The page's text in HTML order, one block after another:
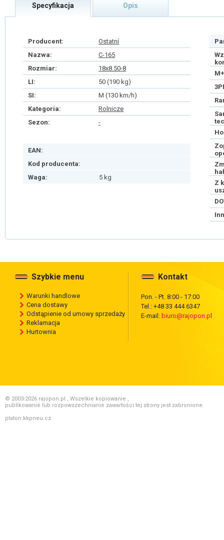
Specyfikacja Opis
Producent:
Ostatní
Nazwa:
C-165
Rozmiar:
18x8.50-8
LI:
50 (190 kg)
SI:
M (130 km/h)
Kategoria:
Rolnicze
Sezon:
-
EAN:
Kod producenta:
Waga:
5 kg
Z
Szybkie menu
Warunki handlowe
Cena dostawy
Odstąpienie od umowy sprzedaży
Reklamacja
Hurtownia
Kontakt
Pon. - Pt. 8:00 - 17:00
Tel.: +48 33 444 6347
E-mail: biuro@rajopon.pl
© 2003-2026 rajopon.pl , Wszelkie kopiowanie ,
publikowanie lub rozpowszechnianie zawartości tej strony jest zabronione.
platon.kkpneu.cz